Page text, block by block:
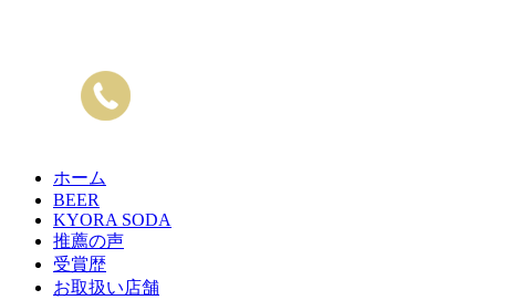
ホーム
BEER
KYORA SODA
推薦の声
受賞歴
お取扱い店舗